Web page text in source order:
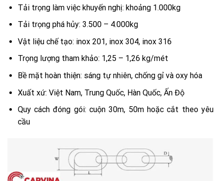
Tải trọng làm việc khuyến nghị: khoảng 1.000kg
Tải trọng phá hủy: 3.500 – 4.000kg
Vật liệu chế tạo: inox 201, inox 304, inox 316
Trọng lượng tham khảo: 1,25 – 1,26 kg/mét
Bề mặt hoàn thiện: sáng tự nhiên, chống gỉ và oxy hóa
Xuất xứ: Việt Nam, Trung Quốc, Hàn Quốc, Ấn Độ
Quy cách đóng gói: cuộn 30m, 50m hoặc cắt theo yêu
cầu